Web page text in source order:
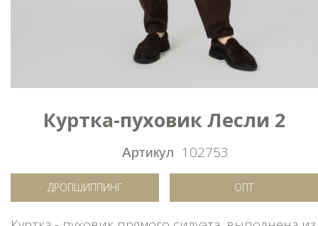
Куртка-пуховик Лесли 2
Артикул 102753
ДРОПШИППИНГ ОПТ